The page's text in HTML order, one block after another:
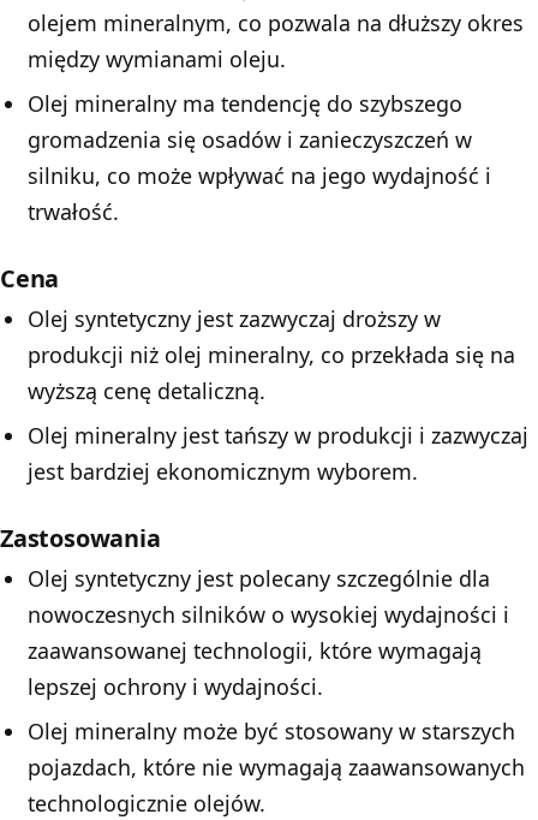
olejem mineralnym, co pozwala na dłuższy okres
między wymianami oleju.
Olej mineralny ma tendencję do szybszego
gromadzenia się osadów i zanieczyszczeń w
silniku, co może wpływać na jego wydajność i
trwałość.
Cena
Olej syntetyczny jest zazwyczaj droższy w
produkcji niż olej mineralny, co przekłada się na
wyższą cenę detaliczną.
Olej mineralny jest tańszy w produkcji i zazwyczaj
jest bardziej ekonomicznym wyborem.
Zastosowania
Olej syntetyczny jest polecany szczególnie dla
nowoczesnych silników o wysokiej wydajności i
zaawansowanej technologii, które wymagają
lepszej ochrony i wydajności.
Olej mineralny może być stosowany w starszych
pojazdach, które nie wymagają zaawansowanych
technologicznie olejów.